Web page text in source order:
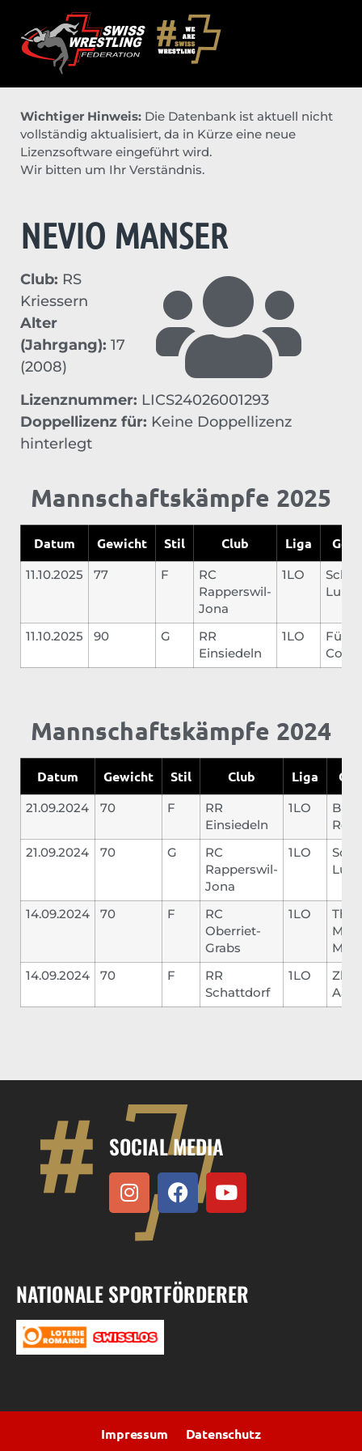
Wichtiger Hinweis: Die Datenbank ist aktuell nicht
vollständig aktualisiert, da in Kürze eine neue
Lizenzsoftware eingeführt wird.
Wir bitten um Ihr Verständnis.
NEVIO MANSER
Club: RS
Kriessern
Alter
(Jahrgang): 17
(2008)
Lizenznummer: LICS24026001293
Doppellizenz für: Keine Doppellizenz
hinterlegt
Mannschaftskämpfe 2025
Datum Gewicht Stil Club Liga
11.10.2025 77 F
RC
Rapperswil-
Jona
1LO
Lukas
11.10.2025 90 G
RR
Einsiedeln
1LO
Mannschaftskämpfe 2024
Datum Gewicht Stil Club Liga
21.09.2024 70 F
RR
Einsiedeln
1LO
Bisig
21.09.2024
70 G
RC
Rapperswil-
Jona
1LO
14.09.2024 70 F
RC
Oberriet-
Grabs
1LO
Mark
14.09.2024
70 F
RR
Schattdorf
1LO
SOCIAL MEDIA
NATIONALE SPORTFÖRDERER
Impressum Datenschutz